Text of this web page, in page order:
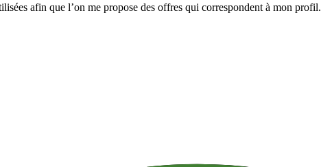
afin que l’on me propose des offres qui correspondent à mon profil.